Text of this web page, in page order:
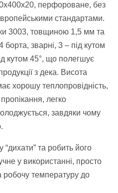
перфороване, без
стандартами.
3003, товщиною 1,5 мм та
зварні, 3 – під кутом
кутом 45°, що полегшує
з дека. Висота
хорошу теплопровідність,
легко
завдяки чому
“дихати” та робить його
у використанні, просто
робочу температуру до